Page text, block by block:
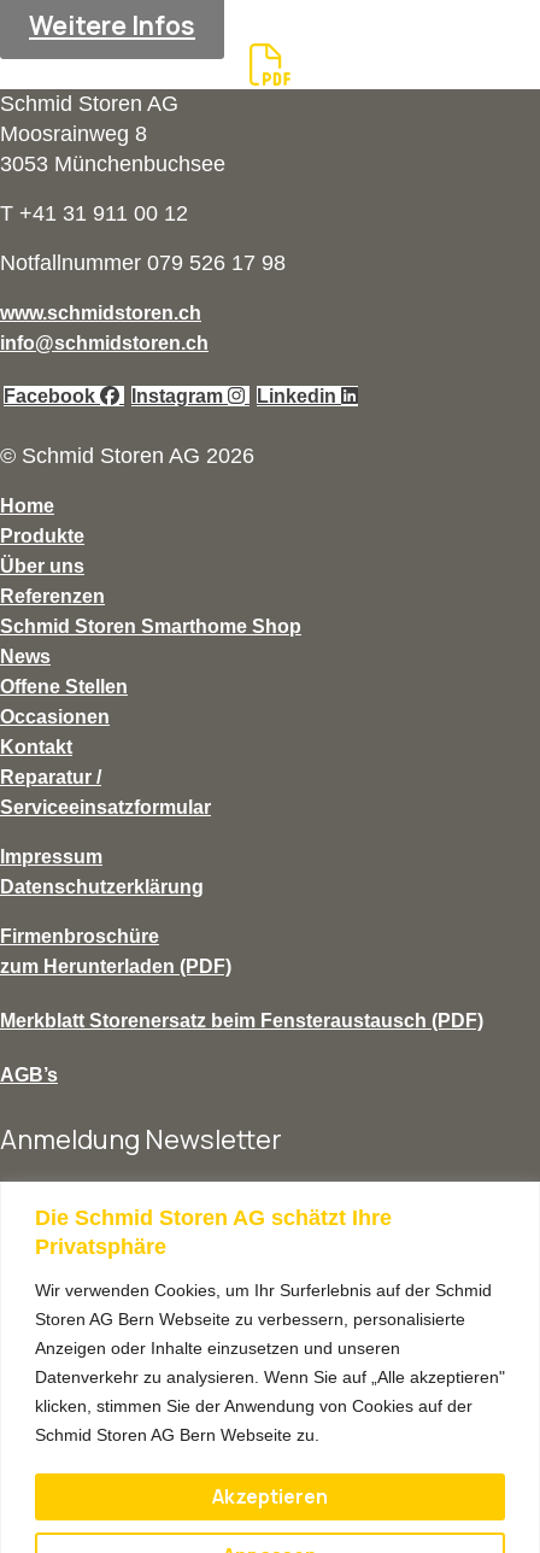
Die Schmid Storen AG schätzt Ihre
Privatsphäre
Wir verwenden Cookies, um Ihr Surferlebnis auf der Schmid
Storen AG Bern Webseite zu verbessern, personalisierte
Anzeigen oder Inhalte einzusetzen und unseren
Datenverkehr zu analysieren. Wenn Sie auf „Alle akzeptieren"
klicken, stimmen Sie der Anwendung von Cookies auf der
Schmid Storen AG Bern Webseite zu.
Akzeptieren
Weitere Infos
Schmid Storen AG
Moosrainweg 8
3053 Münchenbuchsee
T +41 31 911 00 12
Notfallnummer 079 526 17 98
www.schmidstoren.ch
info@schmidstoren.ch
Facebook Instagram Linkedin
© Schmid Storen AG 2026
Home
Produkte
Über uns
Referenzen
Schmid Storen Smarthome Shop
News
Offene Stellen
Occasionen
Kontakt
Reparatur /
Serviceeinsatzformular
Impressum
Datenschutzerklärung
Firmenbroschüre
zum Herunterladen (PDF)
Merkblatt Storenersatz beim Fensteraustausch (PDF)
AGB’s
Anmeldung Newsletter
vorname
nachname
lhre email adresse
Anmelden